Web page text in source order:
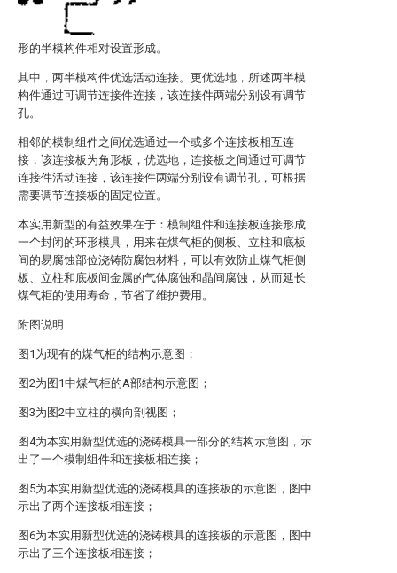
形的半模构件相对设置形成。
其中，两半模构件优选活动连接。更优选地，所述两半模
构件通过可调节连接件连接，该连接件两端分别设有调节
孔。
相邻的模制组件之间优选通过一个或多个连接板相互连
接，该连接板为角形板，优选地，连接板之间通过可调节
连接件活动连接，该连接件两端分别设有调节孔，可根据
需要调节连接板的固定位置。
本实用新型的有益效果在于：模制组件和连接板连接形成
一个封闭的环形模具，用来在煤气柜的侧板、立柱和底板
间的易腐蚀部位浇铸防腐蚀材料，可以有效防止煤气柜侧
板、立柱和底板间金属的气体腐蚀和晶间腐蚀，从而延长
煤气柜的使用寿命，节省了维护费用。
附图说明
图1为现有的煤气柜的结构示意图；
图2为图1中煤气柜的A部结构示意图；
图3为图2中立柱的横向剖视图；
图4为本实用新型优选的浇铸模具一部分的结构示意图，示
出了一个模制组件和连接板相连接；
图5为本实用新型优选的浇铸模具的连接板的示意图，图中
示出了两个连接板相连接；
图6为本实用新型优选的浇铸模具的连接板的示意图，图中
示出了三个连接板相连接；